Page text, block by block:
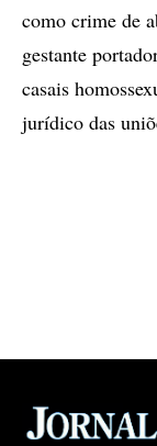
como crime de
gestante
casais
jurídico das